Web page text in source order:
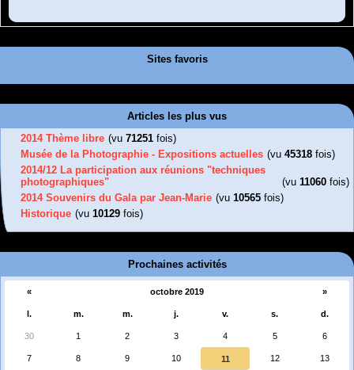
Sites favoris
Articles les plus vus
2014 Thème libre (vu 71251 fois)
Musée de la Photographie - Expositions actuelles (vu 45318 fois)
2014/12 La participation aux réunions "techniques
photographiques"
(vu 11060 fois)
2014 Souvenirs du Gala par Jean-Marie (vu 10565 fois)
Historique (vu 10129 fois)
Prochaines activités
« octobre 2019 »
l. m. m. j. v. s. d.
30 1 2 3 4 5 6
7 8 9 10 11 12 13